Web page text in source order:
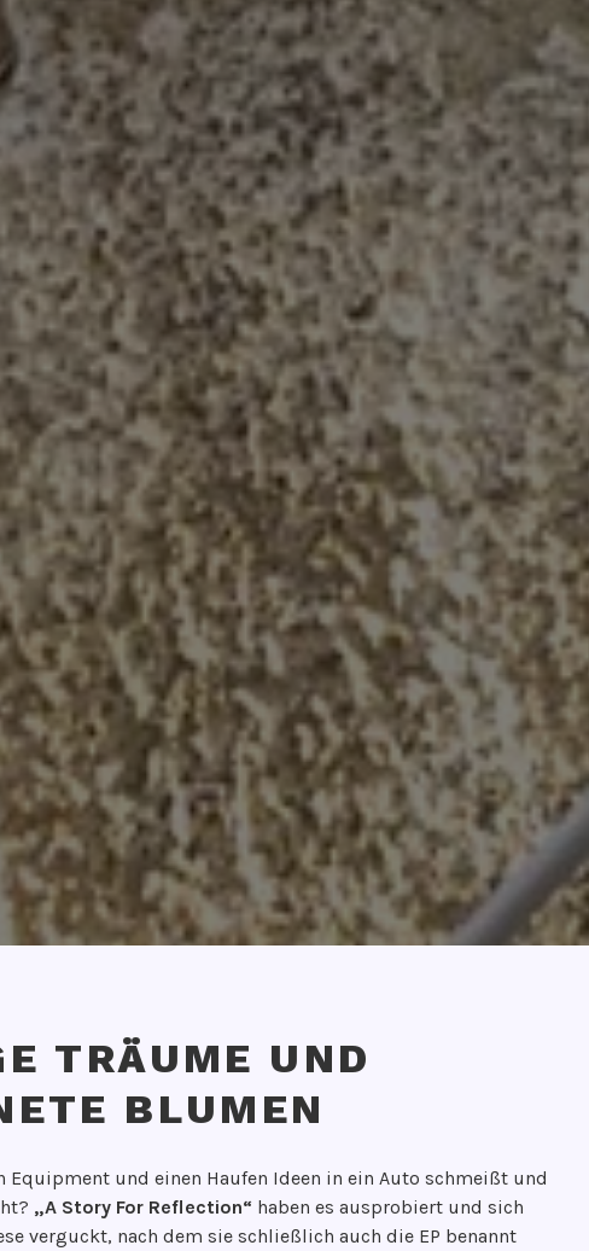
TRÄUME UND
BLUMEN
Equipment und einen Haufen Ideen in ein Auto schmeißt und
„A Story For Reflection“ haben es ausprobiert und sich
verguckt, nach dem sie schließlich auch die EP benannt